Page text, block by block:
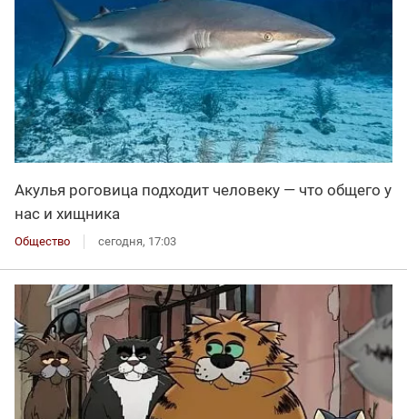
Акулья роговица подходит человеку — что общего у
нас и хищника
Общество сегодня, 17:03